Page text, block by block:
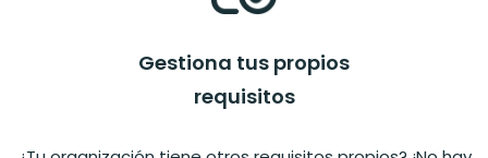
Gestiona tus propios
requisitos